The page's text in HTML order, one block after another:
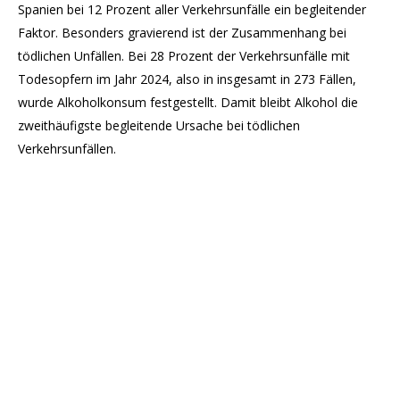
Spanien bei 12 Prozent aller Verkehrsunfälle ein begleitender
Faktor. Besonders gravierend ist der Zusammenhang bei
tödlichen Unfällen. Bei 28 Prozent der Verkehrsunfälle mit
Todesopfern im Jahr 2024, also in insgesamt in 273 Fällen,
wurde Alkoholkonsum festgestellt. Damit bleibt Alkohol die
zweithäufigste begleitende Ursache bei tödlichen
Verkehrsunfällen.